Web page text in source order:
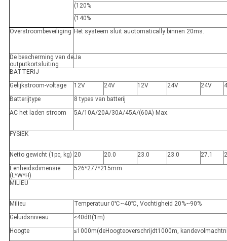
(120%
(140%
Overstroombeveiliging Het systeem sluit auotomatically binnen 20ms.
De bescherming van de
outputkortsluiting
Ja
BATTERIJ
Gelijkstroom-voltage
12V 24V 12V 24V 24V
Batterijtype
8 types van batterij
AC het laden stroom
5A/10A/20A/30A/45A/(60A) Max.
FYSIEK
Netto gewicht (1pc, kg) 20 20.0 23.0 23.0 27.1
Eenheidsdimensie
(L*W*H)
526*277*215mm
MILIEU
Milieu Temperatuur 0℃~40℃, Vochtigheid 20%~90%
Geluidsniveau
≤40dB(1m)
Hoogte
≤1000m(deHoogteoverschrijdt1000m,